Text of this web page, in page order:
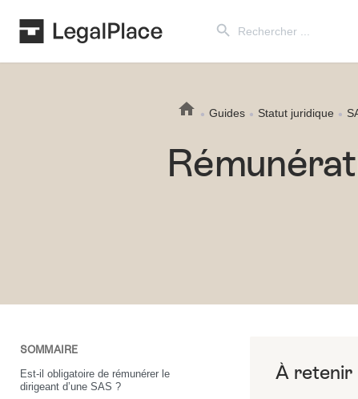
for:
Guides Statut juridique
SOMMAIRE
Est-il obligatoire de rémunérer le
dirigeant d’une SAS ?